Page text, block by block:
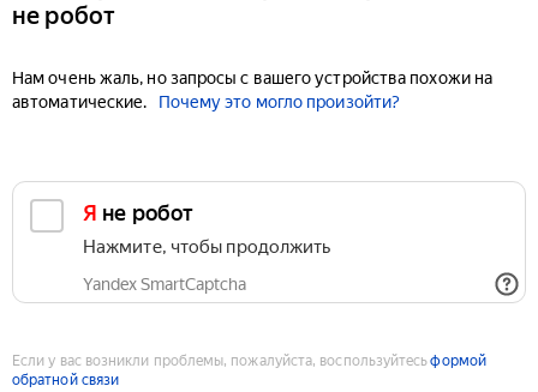
не робот
Нам очень жаль, но запросы с вашего устройства похожи на
автоматические.
Почему это могло произойти?
Я не робот
Нажмите, чтобы продолжить
Yandex SmartCaptcha
Если у вас возникли проблемы, пожалуйста, воспользуйтесьформой
обратной связи